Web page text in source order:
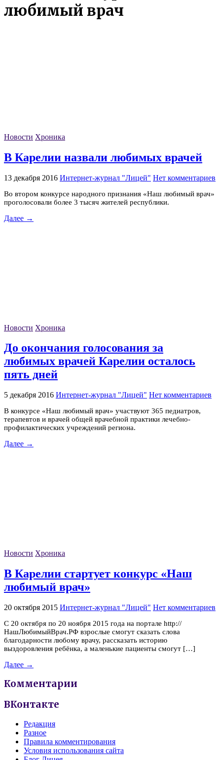
любимый врач
Новости Хроника
В Карелии назвали любимых врачей
13 декабря 2016 Интернет-журнал "Лицей" Нет комментариев
Во втором конкурсе народного признания «Наш любимый врач»
проголосовали более 3 тысяч жителей республики.
Далее →
Новости Хроника
До окончания голосования за
любимых врачей Карелии осталось
пять дней
5 декабря 2016 Интернет-журнал "Лицей" Нет комментариев
В конкурсе «Наш любимый врач» участвуют 365 педиатров,
терапевтов и врачей общей врачебной практики лечебно-
профилактических учреждений региона.
Далее →
Новости Хроника
В Карелии стартует конкурс «Наш
любимый врач»
20 октября 2015 Интернет-журнал "Лицей" Нет комментариев
С 20 октября по 20 ноября 2015 года на портале http://
НашЛюбимыйВрач.РФ взрослые смогут сказать слова
благодарности любому врачу, рассказать историю
выздоровления ребёнка, а маленькие пациенты смогут […]
Далее →
Комментарии
ВКонтакте
Редакция
Разное
Правила комментирования
Условия использования сайта